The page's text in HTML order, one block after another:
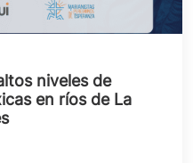
niveles de
en ríos de La